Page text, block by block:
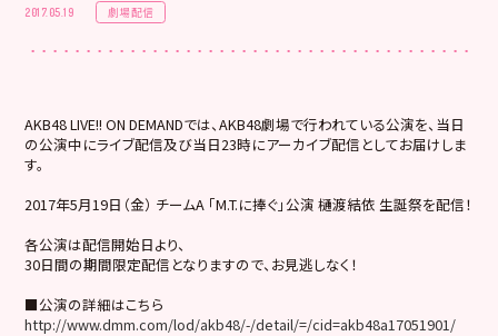
2017.05.19 劇場配信
AKB48 LIVE!! ON DEMANDでは、AKB48劇場で行われている公演を、当日
の公演中にライブ配信及び当日23時にアーカイブ配信としてお届けしま
す。
2017年5月19日（金） チームA 「M.T.に捧ぐ」公演 樋渡結依 生誕祭を配信！
各公演は配信開始日より、
30日間の期間限定配信となりますので、お見逃しなく！
■公演の詳細はこちら
http://www.dmm.com/lod/akb48/-/detail/=/cid=akb48a17051901/